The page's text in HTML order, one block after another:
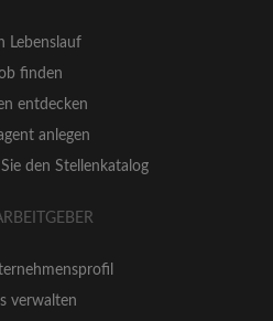
Lebenslauf
finden
entdecken
anlegen
den Stellenkatalog
verwalten